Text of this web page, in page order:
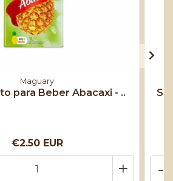
Maguary
para Beber Abacaxi - ..
€2.50 EUR
+ -